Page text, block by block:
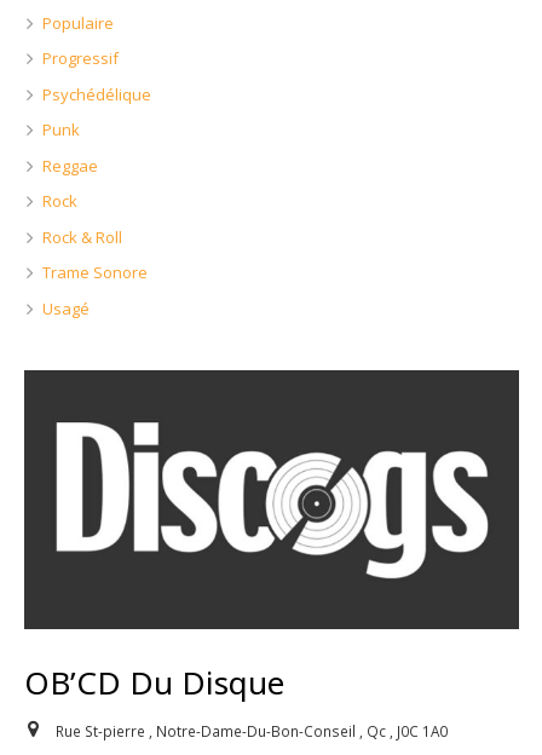
Populaire
Progressif
Psychédélique
Punk
Reggae
Rock
Rock & Roll
Trame Sonore
Usagé
OB’CD Du Disque
Rue St-pierre , Notre-Dame-Du-Bon-Conseil , Qc , J0C 1A0